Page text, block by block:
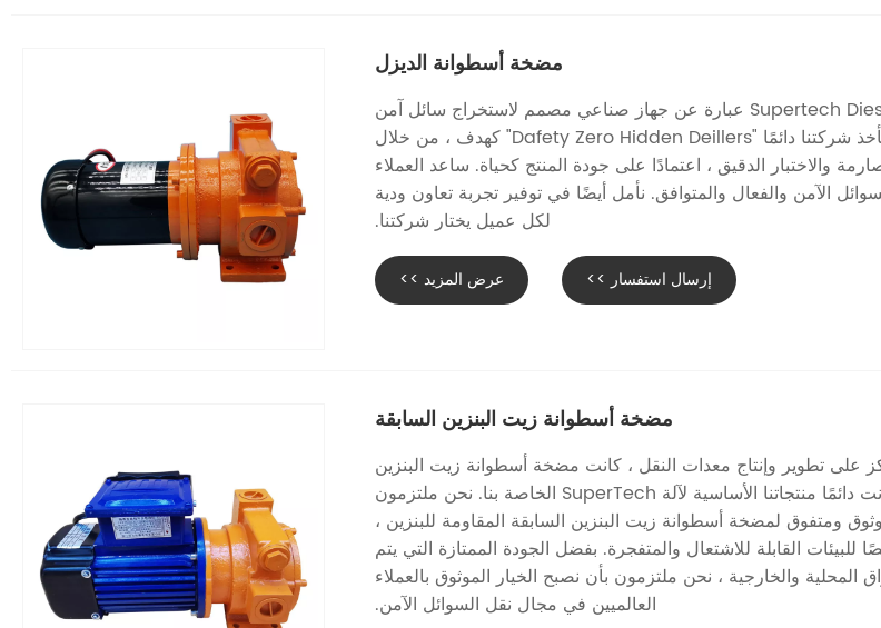
مضخة أسطوانة الديزل
Supertech Diesel Drum Pump عبارة عن جهاز صناعي مصمم لاستخراج سائل آمن
وفعال في الطبول. تأخذ شركتنا دائمًا "Dafety Zero Hidden Deillers" كهدف ، من خلال
والاختبار الدقيق ، اعتمادًا على جودة المنتج كحياة. ساعد العملاء
الآمن والفعال والمتوافق. نأمل أيضًا في توفير تجربة تعاون ودية
لكل عميل يختار شركتنا.
عرض المزيد >> إرسال استفسار >>
مضخة أسطوانة زيت البنزين السابقة
على تطوير وإنتاج معدات النقل ، كانت مضخة أسطوانة زيت البنزين
السابقة التي كانت دائمًا منتجاتنا الأساسية لآلة SuperTech الخاصة بنا. نحن ملتزمون
ومتفوق لمضخة أسطوانة زيت البنزين السابقة المقاومة للبنزين ،
القابلة للاشتعال والمتفجرة. بفضل الجودة الممتازة التي يتم
المحلية والخارجية ، نحن ملتزمون بأن نصبح الخيار الموثوق بالعملاء
العالميين في مجال نقل السوائل الآمن.